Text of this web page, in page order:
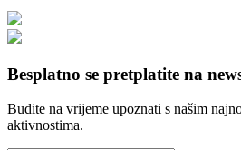
Besplatno se pretplatite na
Budite na vrijeme upoznati s našim
aktivnostima.